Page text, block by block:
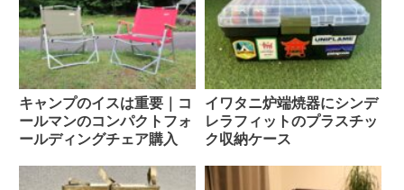
キャンプのイスは重要｜コ
ールマンのコンパクトフォ
ールディングチェア購入
イワタニ炉端焼器にシンデ
レラフィットのプラスチッ
ク収納ケース